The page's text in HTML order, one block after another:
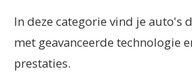
In deze categorie vind je auto's
met geavanceerde technologie
prestaties.